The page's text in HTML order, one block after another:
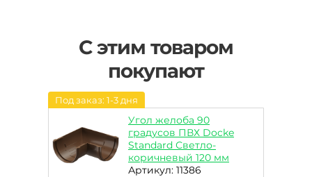
С этим товаром
покупают
Под заказ: 1-3 дня
Угол желоба 90
градусов ПВХ Docke
Standard Светло-
коричневый 120 мм
Артикул: 11386